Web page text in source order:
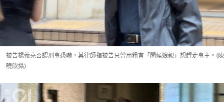
被告楊義亮否認刑事恐嚇，其律師指被告只曾用粗言「問候娘親」想趕走事主。(陳
曉欣攝)